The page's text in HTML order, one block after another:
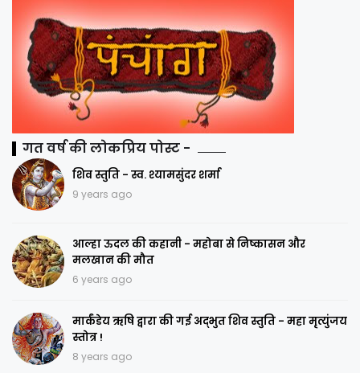
गत वर्ष की लोकप्रिय पोस्ट -
शिव स्तुति - स्व. श्यामसुंदर शर्मा
9 years ago
आल्हा ऊदल की कहानी - महोबा से निष्कासन और
मलखान की मौत
6 years ago
मार्कंडेय ऋषि द्वारा की गई अद्भुत शिव स्तुति - महा मृत्युंजय
स्तोत्र !
8 years ago